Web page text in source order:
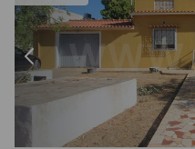
Précédent